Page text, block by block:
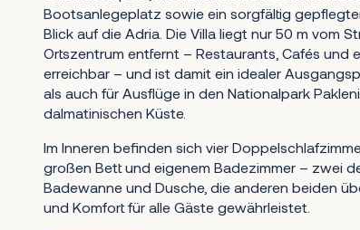
Bootsanlegeplatz sowie ein sorgfältig
Blick auf die Adria. Die Villa liegt nur 50 m vom
Ortszentrum entfernt – Restaurants, Cafés und
erreichbar – und ist damit ein idealer
als auch für Ausflüge in den Nationalpark
dalmatinischen Küste.
Im Inneren befinden sich vier
großen Bett und eigenem Badezimmer – zwei
Badewanne und Dusche, die anderen beiden
und Komfort für alle Gäste gewährleistet.